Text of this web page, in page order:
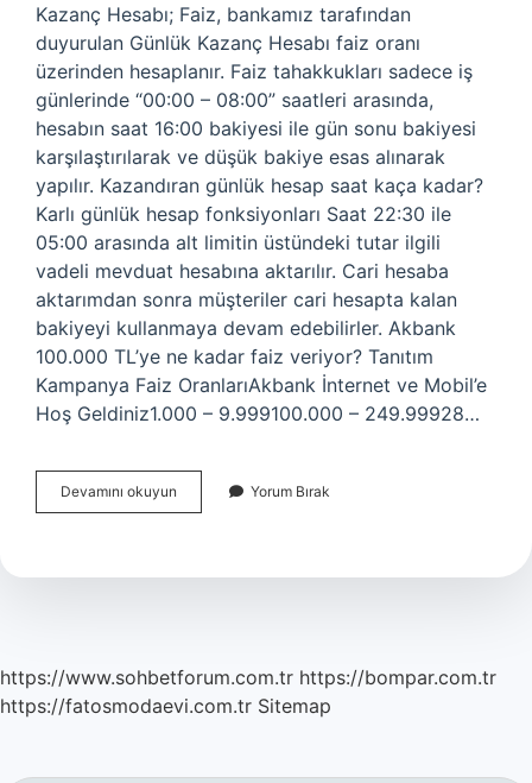
Kazanç Hesabı; Faiz, bankamız tarafından
duyurulan Günlük Kazanç Hesabı faiz oranı
üzerinden hesaplanır. Faiz tahakkukları sadece iş
günlerinde “00:00 – 08:00” saatleri arasında,
hesabın saat 16:00 bakiyesi ile gün sonu bakiyesi
karşılaştırılarak ve düşük bakiye esas alınarak
yapılır. Kazandıran günlük hesap saat kaça kadar?
Karlı günlük hesap fonksiyonları Saat 22:30 ile
05:00 arasında alt limitin üstündeki tutar ilgili
vadeli mevduat hesabına aktarılır. Cari hesaba
aktarımdan sonra müşteriler cari hesapta kalan
bakiyeyi kullanmaya devam edebilirler. Akbank
100.000 TL’ye ne kadar faiz veriyor? Tanıtım
Kampanya Faiz OranlarıAkbank İnternet ve Mobil’e
Hoş Geldiniz1.000 – 9.999100.000 – 249.99928…
Devamını okuyun Kazandıran
Hesap
Yorum Bırak
https://www.sohbetforum.com.tr https://bompar.com.tr
https://fatosmodaevi.com.tr Sitemap